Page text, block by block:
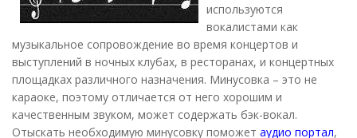
используются
вокалистами как
музыкальное сопровождение во время концертов и
выступлений в ночных клубах, в ресторанах, и концертных
площадках различного назначения. Минусовка – это не
караоке, поэтому отличается от него хорошим и
качественным звуком, может содержать бэк-вокал.
Отыскать необходимую минусовку поможет аудио портал,